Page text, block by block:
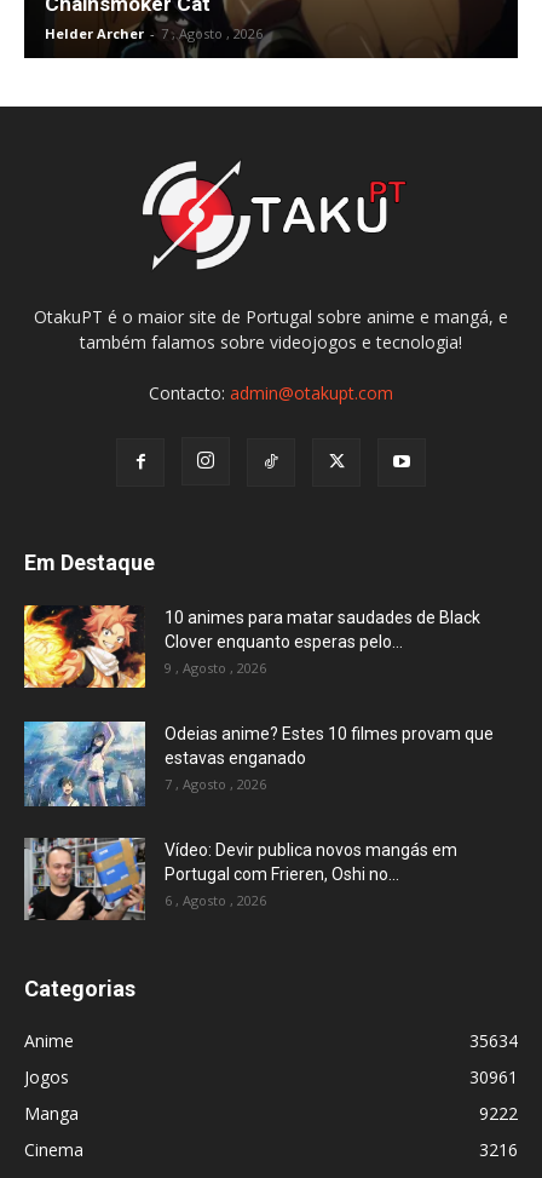
Helder Archer - 7 , Agosto , 2026
OtakuPT é o maior site de Portugal sobre anime e mangá, e
também falamos sobre videojogos e tecnologia!
Contacto: admin@otakupt.com
Em Destaque
10 animes para matar saudades de Black
Clover enquanto esperas pelo...
9 , Agosto , 2026
Odeias anime? Estes 10 filmes provam que
estavas enganado
7 , Agosto , 2026
Vídeo: Devir publica novos mangás em
Portugal com Frieren, Oshi no...
6 , Agosto , 2026
Categorias
Anime
35634
Jogos
30961
Manga
9222
Cinema
3216